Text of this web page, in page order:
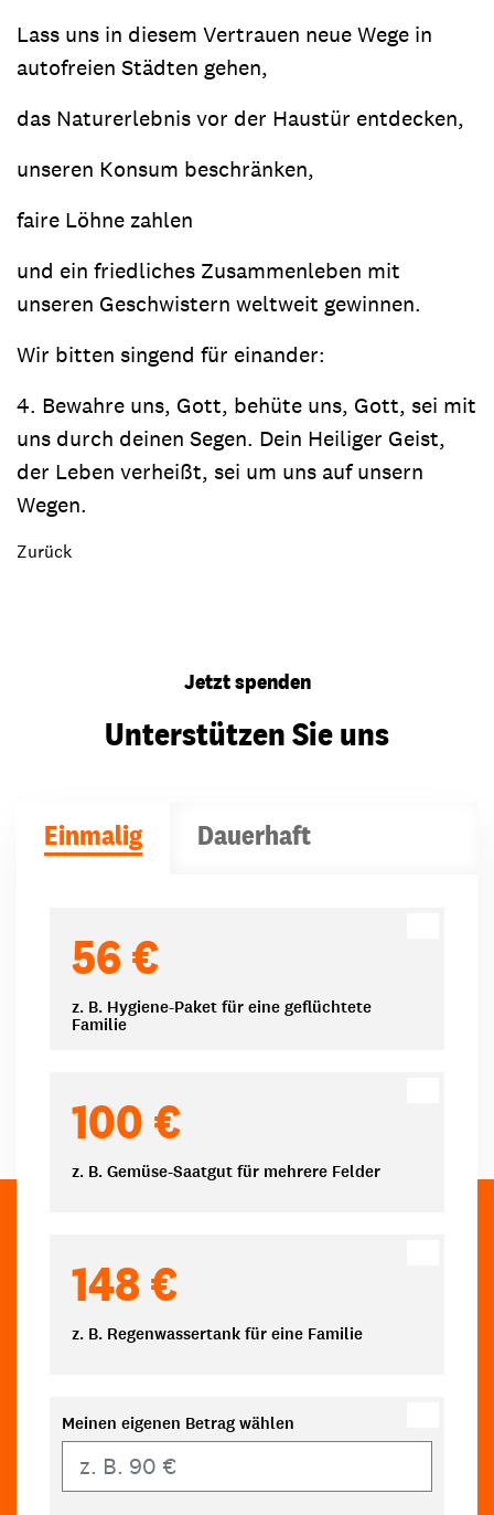
Lass uns in diesem Vertrauen neue Wege in
autofreien Städten gehen,
das Naturerlebnis vor der Haustür entdecken,
unseren Konsum beschränken,
faire Löhne zahlen
und ein friedliches Zusammenleben mit
unseren Geschwistern weltweit gewinnen.
Wir bitten singend für einander:
4. Bewahre uns, Gott, behüte uns, Gott, sei mit
uns durch deinen Segen. Dein Heiliger Geist,
der Leben verheißt, sei um uns auf unsern
Wegen.
Zurück
Jetzt spenden
Unterstützen Sie uns
Einmalig Dauerhaft
56 €
z. B. Hygiene-Paket für eine geflüchtete
Familie
100 €
z. B. Gemüse-Saatgut für mehrere Felder
148 €
z. B. Regenwassertank für eine Familie
Meinen eigenen Betrag wählen